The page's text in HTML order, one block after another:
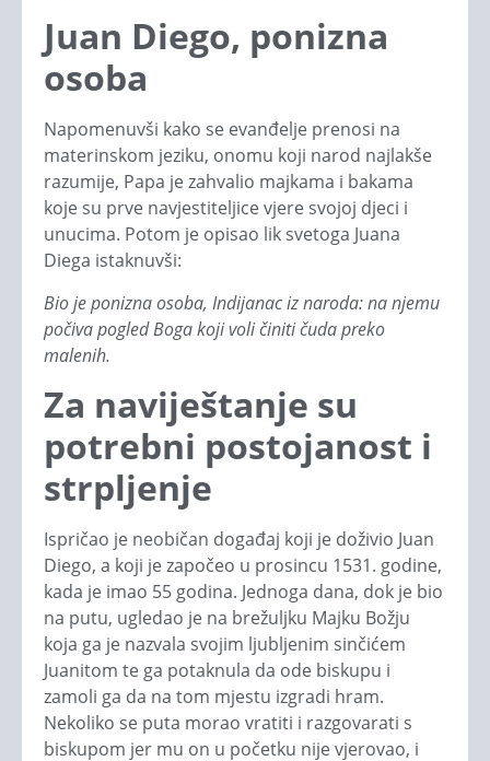
Juan Diego, ponizna
osoba
Napomenuvši kako se evanđelje prenosi na
materinskom jeziku, onomu koji narod najlakše
razumije, Papa je zahvalio majkama i bakama
koje su prve navjestiteljice vjere svojoj djeci i
unucima. Potom je opisao lik svetoga Juana
Diega istaknuvši:
Bio je ponizna osoba, Indijanac iz naroda: na njemu
počiva pogled Boga koji voli činiti čuda preko
malenih.
Za naviještanje su
potrebni postojanost i
strpljenje
Ispričao je neobičan događaj koji je doživio Juan
Diego, a koji je započeo u prosincu 1531. godine,
kada je imao 55 godina. Jednoga dana, dok je bio
na putu, ugledao je na brežuljku Majku Božju
koja ga je nazvala svojim ljubljenim sinčićem
Juanitom te ga potaknula da ode biskupu i
zamoli ga da na tom mjestu izgradi hram.
Nekoliko se puta morao vratiti i razgovarati s
biskupom jer mu on u početku nije vjerovao, i